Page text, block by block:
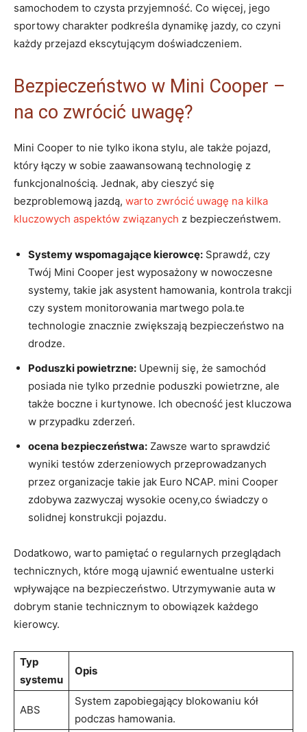
samochodem to czysta przyjemność. Co więcej, jego
sportowy charakter podkreśla dynamikę jazdy, co czyni
każdy przejazd ekscytującym doświadczeniem.
Bezpieczeństwo w Mini Cooper –
na co zwrócić uwagę?
Mini Cooper to nie tylko ikona stylu, ale także pojazd,
który łączy w sobie zaawansowaną technologię z
funkcjonalnością. Jednak, aby cieszyć się
bezproblemową jazdą, warto zwrócić uwagę na kilka
kluczowych aspektów związanych z bezpieczeństwem.
Systemy wspomagające kierowcę: Sprawdź, czy
Twój Mini Cooper jest wyposażony w nowoczesne
systemy, takie jak asystent hamowania, kontrola trakcji
czy system monitorowania martwego pola.te
technologie znacznie zwiększają bezpieczeństwo na
drodze.
Poduszki powietrzne: Upewnij się, że samochód
posiada nie tylko przednie poduszki powietrzne, ale
także boczne i kurtynowe. Ich obecność jest kluczowa
w przypadku zderzeń.
ocena bezpieczeństwa: Zawsze warto sprawdzić
wyniki testów zderzeniowych przeprowadzanych
przez organizacje takie jak Euro NCAP. mini Cooper
zdobywa zazwyczaj wysokie oceny,co świadczy o
solidnej konstrukcji pojazdu.
Dodatkowo, warto pamiętać o regularnych przeglądach
technicznych, które mogą ujawnić ewentualne usterki
wpływające na bezpieczeństwo. Utrzymywanie auta w
dobrym stanie technicznym to obowiązek każdego
kierowcy.
Typ
systemu
Opis
ABS
System zapobiegający blokowaniu kół
podczas hamowania.